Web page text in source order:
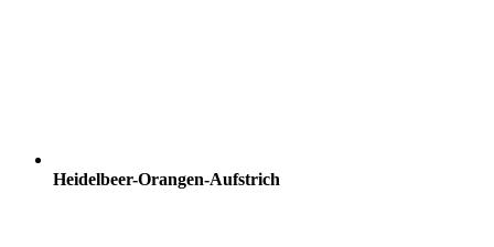
Heidelbeer-Orangen-Aufstrich